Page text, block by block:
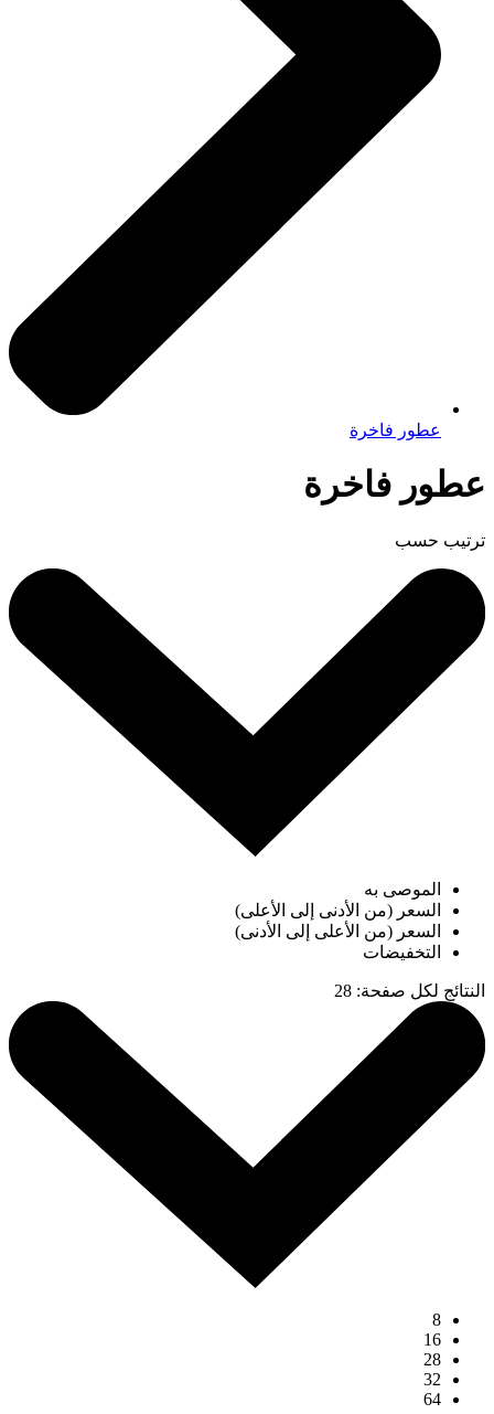
عطور فاخرة
عطور فاخرة
ترتيب حسب
الموصى به
السعر (من الأدنى إلى الأعلى)
السعر (من الأعلى إلى الأدنى)
التخفيضات
النتائج لكل صفحة:
28
8
16
28
32
64